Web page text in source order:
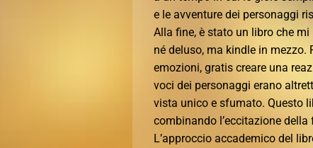
e le avventure dei personaggi
Alla fine, è stato un libro che
né deluso, ma kindle in
emozioni, gratis creare una
voci dei personaggi erano
vista unico e sfumato. Questo
combinando l’eccitazione
L’approccio accademico del